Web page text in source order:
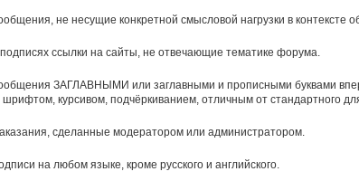
не несущие конкретной смысловой нагрузки в контексте
ссылки на сайты, не отвечающие тематике форума.
ЗАГЛАВНЫМИ или заглавными и прописными буквами
курсивом, подчёркиванием, отличным от
сделанные модератором или администратором.
на любом языке, кроме русского и английского.